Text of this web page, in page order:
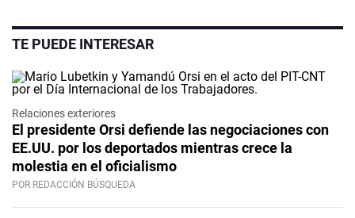
TE PUEDE INTERESAR
Relaciones exteriores
El presidente Orsi defiende las negociaciones con
EE.UU. por los deportados mientras crece la
molestia en el oficialismo
POR REDACCIÓN BÚSQUEDA